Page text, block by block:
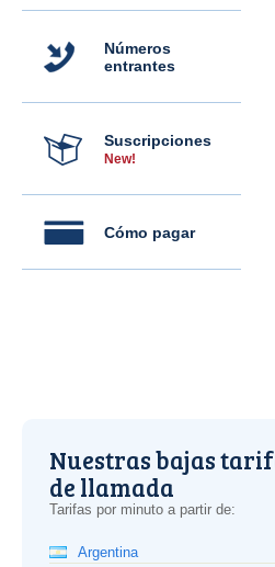
Números
entrantes
Suscripciones
New!
Cómo pagar
Nuestras bajas
de llamada
Tarifas por minuto a partir de:
Argentina